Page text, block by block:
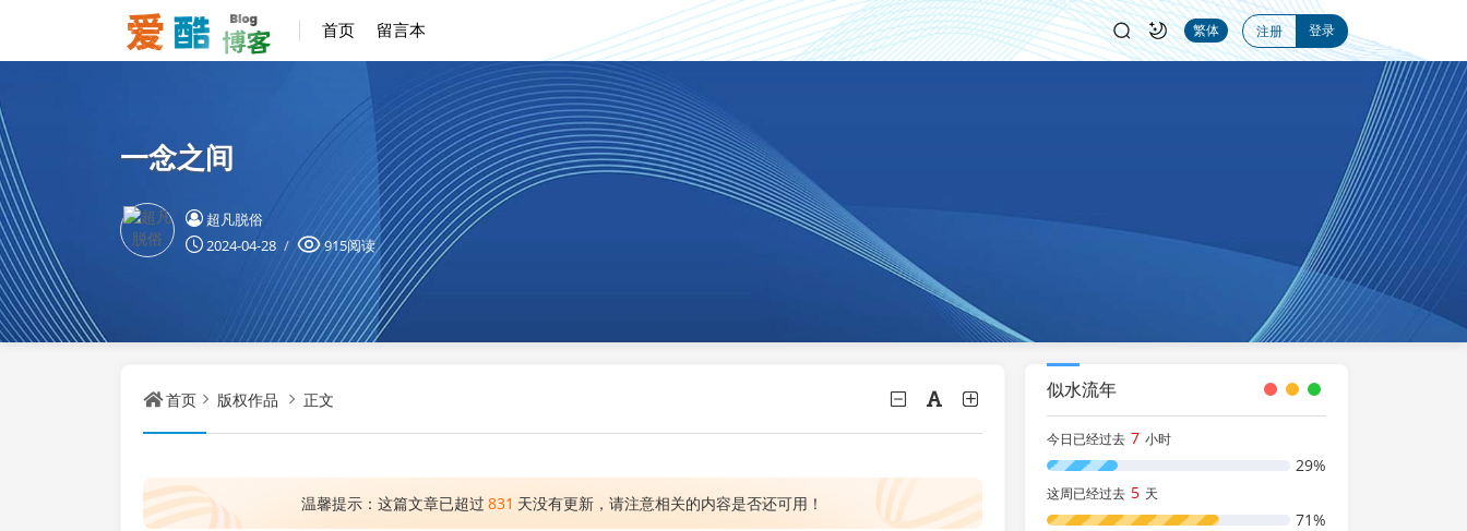
首页 留言本 繁体 注册 登录
一念之间
超凡脱俗
2024-04-28
915阅读
首页 版权作品 正文
温馨提示：这篇文章已超过 831 天没有更新，请注意相关的内容是否还可用！
似水流年
今日已经过去 7 小时
29%
这周已经过去 5 天
71%